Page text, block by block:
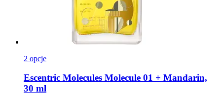
2 opcje
Escentric Molecules Molecule 01 + Mandarin,
30 ml